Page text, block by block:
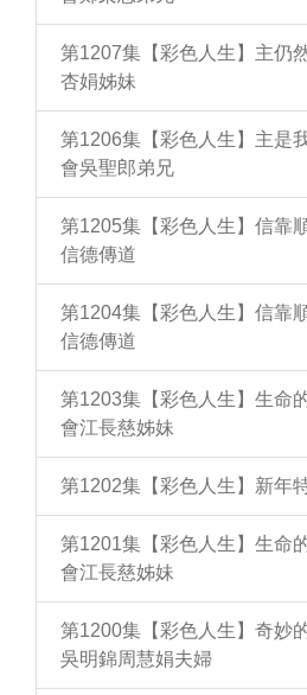
第1207集【彩色人生】主仍
杏娟姊妹
第1206集【彩色人生】主是
會吳聖郎弟兄
第1205集【彩色人生】信靠
信德傳道
第1204集【彩色人生】信靠
信德傳道
第1203集【彩色人生】生命
會江長慈姊妹
第1202集【彩色人生】新年
第1201集【彩色人生】生命
會江長慈姊妹
第1200集【彩色人生】奇妙
吳明錦周慧娟夫婦